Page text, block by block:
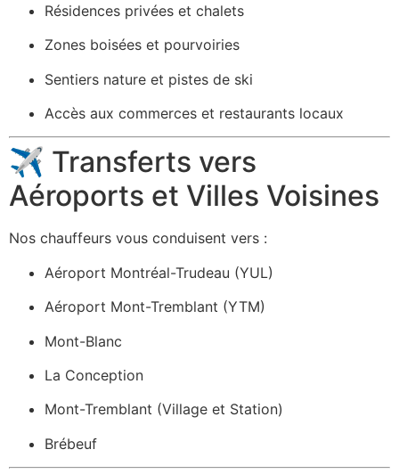
Résidences privées et chalets
Zones boisées et pourvoiries
Sentiers nature et pistes de ski
Accès aux commerces et restaurants locaux
✈️ Transferts vers
Aéroports et Villes Voisines
Nos chauffeurs vous conduisent vers :
Aéroport Montréal-Trudeau (YUL)
Aéroport Mont-Tremblant (YTM)
Mont-Blanc
La Conception
Mont-Tremblant (Village et Station)
Brébeuf